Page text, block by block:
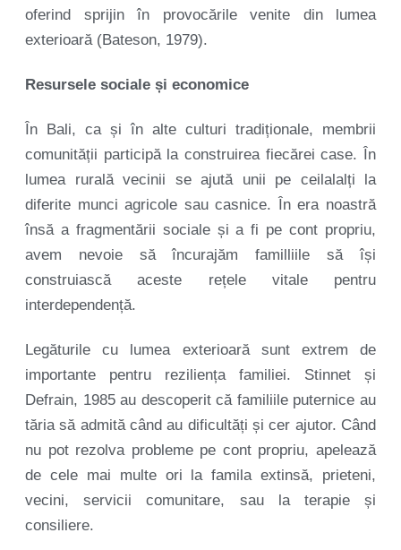
oferind sprijin în provocările venite din lumea
exterioară (Bateson, 1979).
Resursele sociale și economice
În Bali, ca și în alte culturi tradiționale, membrii
comunității participă la construirea fiecărei case. În
lumea rurală vecinii se ajută unii pe ceilalalți la
diferite munci agricole sau casnice. În era noastră
însă a fragmentării sociale și a fi pe cont propriu,
avem nevoie să încurajăm familliile să își
construiască aceste rețele vitale pentru
interdependență.
Legăturile cu lumea exterioară sunt extrem de
importante pentru reziliența familiei. Stinnet și
Defrain, 1985 au descoperit că familiile puternice au
tăria să admită când au dificultăți și cer ajutor. Când
nu pot rezolva probleme pe cont propriu, apelează
de cele mai multe ori la famila extinsă, prieteni,
vecini, servicii comunitare, sau la terapie și
consiliere.